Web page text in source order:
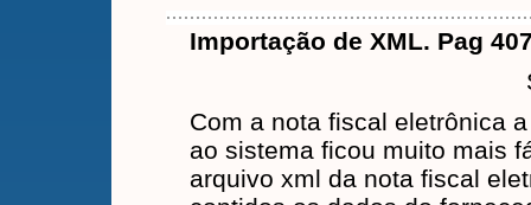
Importação de XML. Pag
Com a nota fiscal eletrônica
ao sistema ficou muito mais
arquivo xml da nota fiscal